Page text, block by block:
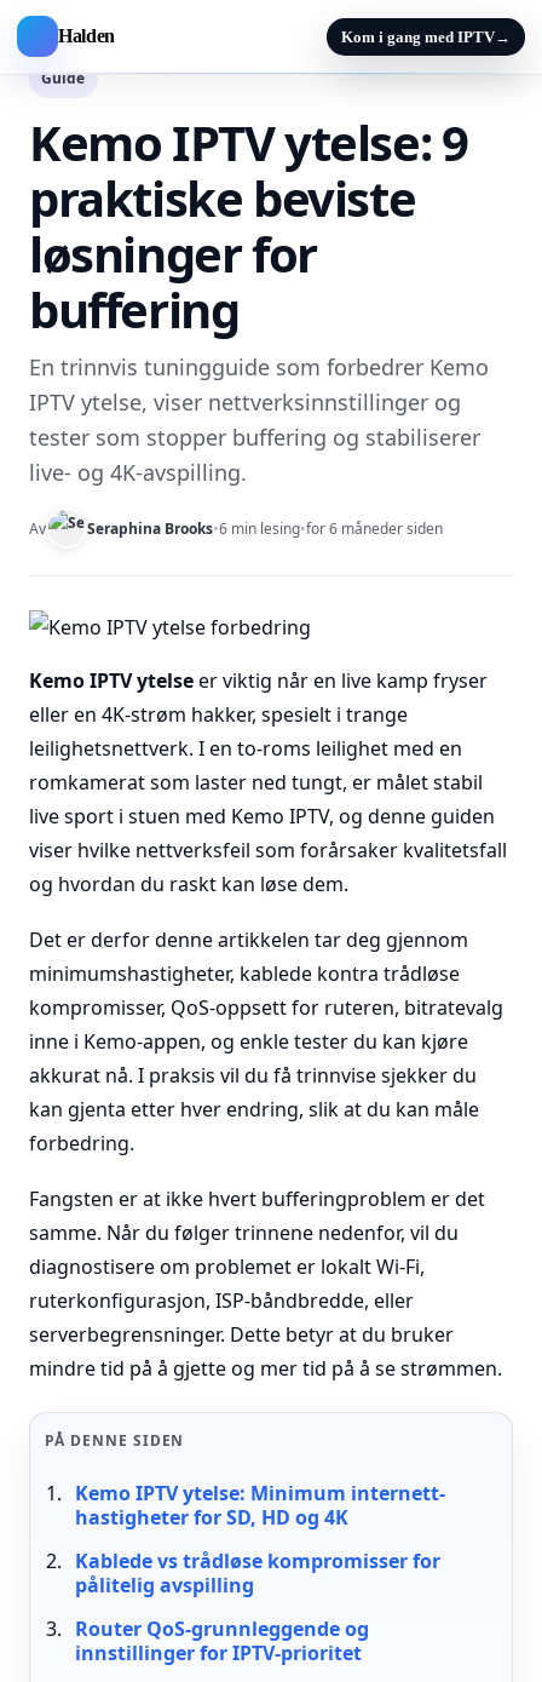
Halden Kom i gang med IPTV→
Guide
Kemo IPTV ytelse: 9
praktiske beviste
løsninger for
buffering
En trinnvis tuningguide som forbedrer Kemo
IPTV ytelse, viser nettverksinnstillinger og
tester som stopper buffering og stabiliserer
live- og 4K-avspilling.
Av Seraphina Brooks•6 min lesing•for 6 måneder siden
Kemo IPTV ytelseer viktig når en live kamp fryser
eller en 4K-strøm hakker, spesielt i trange
leilighetsnettverk. I en to-roms leilighet med en
romkamerat som laster ned tungt, er målet stabil
live sport i stuen med Kemo IPTV, og denne guiden
viser hvilke nettverksfeil som forårsaker kvalitetsfall
og hvordan du raskt kan løse dem.
Det er derfor denne artikkelen tar deg gjennom
minimumshastigheter, kablede kontra trådløse
kompromisser, QoS-oppsett for ruteren, bitratevalg
inne i Kemo-appen, og enkle tester du kan kjøre
akkurat nå. I praksis vil du få trinnvise sjekker du
kan gjenta etter hver endring, slik at du kan måle
forbedring.
Fangsten er at ikke hvert bufferingproblem er det
samme. Når du følger trinnene nedenfor, vil du
diagnostisere om problemet er lokalt Wi-Fi,
ruterkonfigurasjon, ISP-båndbredde, eller
serverbegrensninger. Dette betyr at du bruker
mindre tid på å gjette og mer tid på å se strømmen.
PÅ DENNE SIDEN
Kemo IPTV ytelse: Minimum internett-
hastigheter for SD, HD og 4K
Kablede vs trådløse kompromisser for
pålitelig avspilling
Router QoS-grunnleggende og
innstillinger for IPTV-prioritet